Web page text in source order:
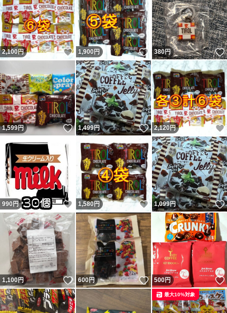
2,100円 いいね！
1,900 円 いいね！
380円
1,599円 いいね！
1,499円 いいね！
2,120 円
990 円 いいね！
1,580円 いいね！
1,099円
1,100円 いいね！
600円 いいね！
500円
最大10%対象